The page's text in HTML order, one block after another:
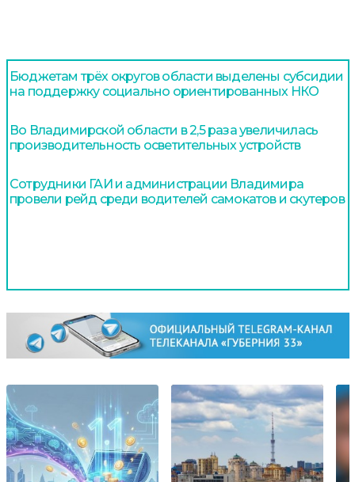
Бюджетам трёх округов области выделены субсидии
на поддержку социально ориентированных НКО
Во Владимирской области в 2,5 раза увеличилась
производительность осветительных устройств
Сотрудники ГАИ и администрации Владимира
провели рейд среди водителей самокатов и скутеров